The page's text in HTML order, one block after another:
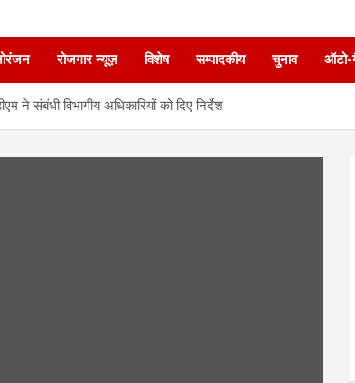
रोजगार न्यूज़ विशेष सम्पादकीय चुनाव
संबंधी विभागीय अधिकारियों को दिए निर्देश